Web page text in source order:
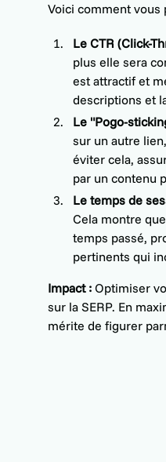
Voici comment vous
Le CTR (Click-
plus elle sera
est attractif et
descriptions et
Le "Pogo-
sur un autre
éviter cela,
par un contenu
Le temps de
Cela montre
temps passé,
pertinents qui
Impact : Optimiser
sur la SERP. En
mérite de figurer